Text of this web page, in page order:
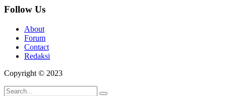
Follow Us
About
Forum
Contact
Redaksi
Copyright © 2023